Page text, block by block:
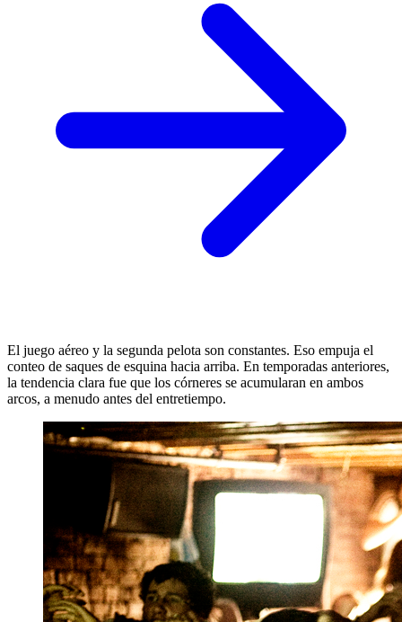
El juego aéreo y la segunda pelota son constantes. Eso empuja el
conteo de saques de esquina hacia arriba. En temporadas anteriores,
la tendencia clara fue que los córneres se acumularan en ambos
arcos, a menudo antes del entretiempo.